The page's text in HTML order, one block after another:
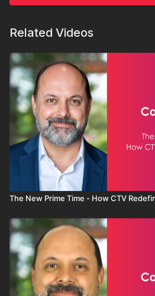
Related Videos
The New Prime Time - How CTV